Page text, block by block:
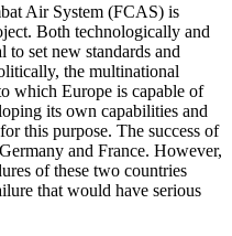
Air System (FCAS) is
Both technologically and
set new standards and
the multinational
which Europe is capable of
its own capabilities and
this purpose. The success of
and France. However,
of these two coun­tries
that would have serious